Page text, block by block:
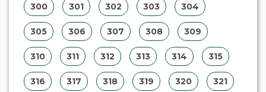
300 301 302 303 304
305 306 307 308 309
310 311 312 313 314 315
316 317 318 319 320 321